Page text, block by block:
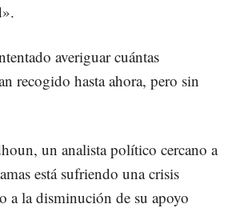
averiguar cuántas
recogido hasta ahora, pero sin
un analista político cercano a
está sufriendo una crisis
a la disminución de su apoyo